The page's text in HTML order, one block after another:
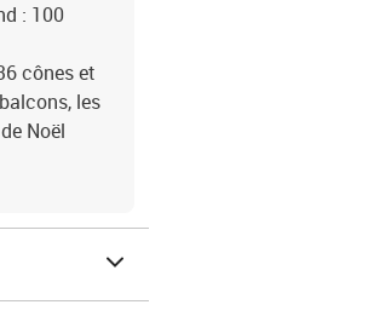
: 100
cônes et
les
Noël